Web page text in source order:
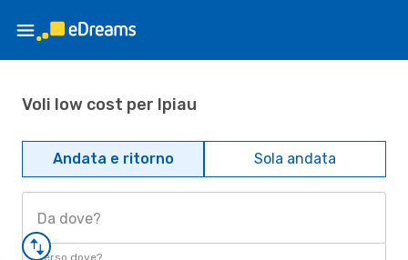
Voli low cost per Ipiau
Andata e ritorno Sola andata
Da dove?
Verso dove?